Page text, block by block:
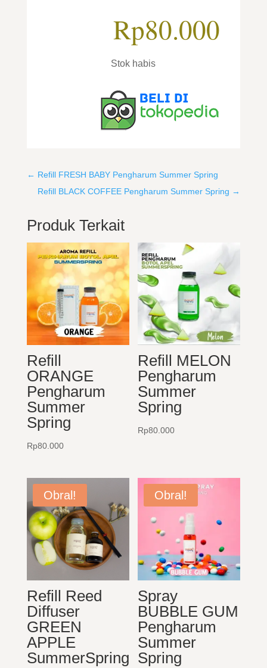
Rp80.000
Stok habis
← Refill FRESH BABY Pengharum Summer Spring
Refill BLACK COFFEE Pengharum Summer Spring →
Produk Terkait
Refill
ORANGE
Pengharum
Summer
Spring
Rp80.000
Refill MELON
Pengharum
Summer
Spring
Rp80.000
Obral!
Refill Reed
Diffuser
GREEN
APPLE
SummerSpring
Obral!
Spray
BUBBLE GUM
Pengharum
Summer
Spring